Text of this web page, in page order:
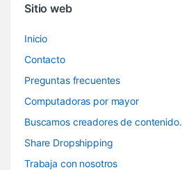
Sitio web
Inicio
Contacto
Preguntas frecuentes
Computadoras por mayor
Buscamos creadores de contenido.
Share Dropshipping
Trabaja con nosotros